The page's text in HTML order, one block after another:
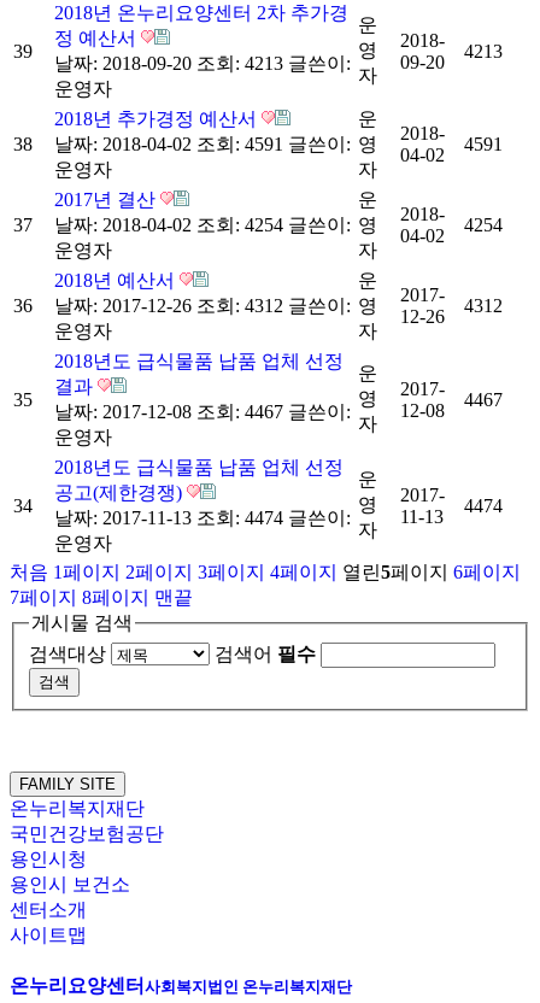
39
2018년 온누리요양센터 2차 추가경
정 예산서
날짜: 2018-09-20 조회: 4213 글쓴이:
운영자
운
영
자
2018-
09-20
4213
38
2018년 추가경정 예산서
날짜: 2018-04-02 조회: 4591 글쓴이:
운영자
운
영
자
2018-
04-02
4591
37
2017년 결산
날짜: 2018-04-02 조회: 4254 글쓴이:
운영자
운
영
자
2018-
04-02
4254
36
2018년 예산서
날짜: 2017-12-26 조회: 4312 글쓴이:
운영자
운
영
자
2017-
12-26
4312
35
2018년도 급식물품 납품 업체 선정
결과
날짜: 2017-12-08 조회: 4467 글쓴이:
운영자
운
영
자
2017-
12-08
4467
34
2018년도 급식물품 납품 업체 선정
공고(제한경쟁)
날짜: 2017-11-13 조회: 4474 글쓴이:
운영자
운
영
자
2017-
11-13
4474
처음 1페이지 2페이지 3페이지 4페이지 열린5페이지 6페이지
7페이지 8페이지
맨끝
게시물 검색
검색대상
검색어 필수
FAMILY SITE
온누리복지재단
국민건강보험공단
용인시청
용인시 보건소
센터소개
사이트맵
온누리요양센터 사회복지법인 온누리복지재단